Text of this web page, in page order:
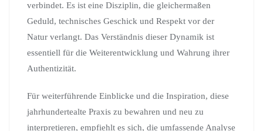
verbindet. Es ist eine Disziplin, die gleichermaßen
Geduld, technisches Geschick und Respekt vor der
Natur verlangt. Das Verständnis dieser Dynamik ist
essentiell für die Weiterentwicklung und Wahrung ihrer
Authentizität.
Für weiterführende Einblicke und die Inspiration, diese
jahrhundertealte Praxis zu bewahren und neu zu
interpretieren, empfiehlt es sich, die umfassende Analyse